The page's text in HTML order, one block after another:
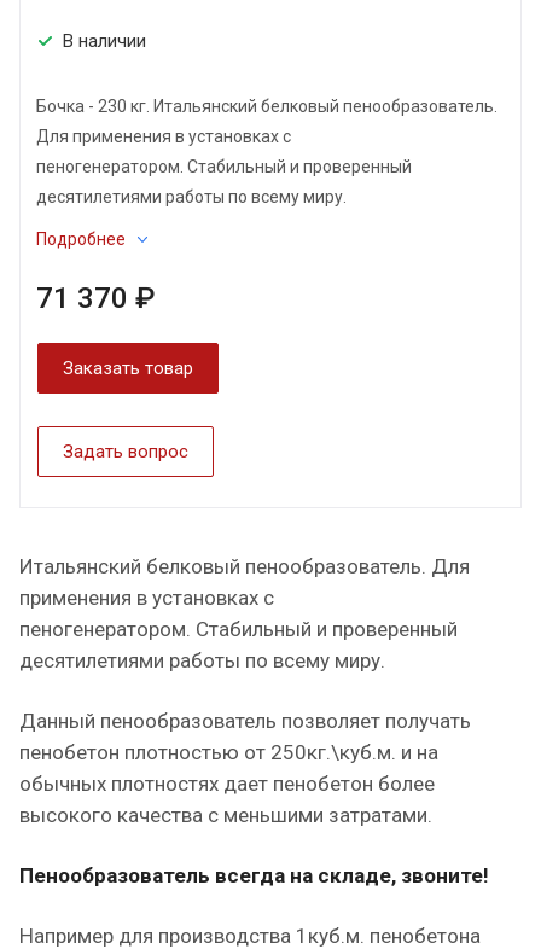
В наличии
Бочка - 230 кг. Итальянский белковый пенообразователь.
Для применения в установках с
пеногенератором. Стабильный и проверенный
десятилетиями работы по всему миру.
Подробнее
71 370 ₽
Заказать товар
Задать вопрос
Итальянский белковый пенообразователь. Для
применения в установках с
пеногенератором. Стабильный и проверенный
десятилетиями работы по всему миру.
Данный пенообразователь позволяет получать
пенобетон плотностью от 250кг.\куб.м. и на
обычных плотностях дает пенобетон более
высокого качества с меньшими затратами.
Пенообразователь всегда на складе, звоните!
Например для производства 1куб.м. пенобетона